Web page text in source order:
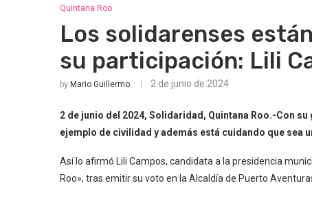
Quintana Roo
Los solidarenses
su participación: Lili
by Mario Guillermo 2 de junio de 2024
2 de junio del 2024, Solidaridad, Quintana Roo.-Con
ejemplo de civilidad y además está cuidando que sea
Así lo afirmó Lili Campos, candidata a la presidencia
Roo», tras emitir su voto en la Alcaldía de Puerto